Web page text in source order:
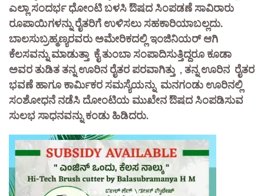
ಎಲ್ಲಾ ಸಂದರ್ಭ ಧೋಂಟಿ ಬಳಸಿ ಔಷದ ಸಿಂಪಡಣೆ ಸಾವಿರಾರು
ರೂಪಾಯಿಗಳನ್ನು ರೈತರಿಗೆ ಉಳಿಸಲು ಸಹಕಾರಿಯಾಬಲ್ಲದು.
ಬಾಲಸುಬ್ರಹ್ಮಣ್ಯರವರು ಅಮೇರಿಕದಲ್ಲಿ ಇಂಜಿನಿಯರ್ ಆಗಿ
ಕೆಲಸವನ್ನು ಮಾಡುತ್ತಾ ಕೈ ತುಂಬಾ ಸಂಪಾದಿಸುತ್ತಿದ್ದರೂ ಕೂಡಾ
ಅವರ ತುಡಿತ ತನ್ನ ಊರಿನ ರೈತರ ಪರವಾಗಿತ್ತು , ತನ್ನ ಊರಿನ ರೈತರ
ಭವಣೆ ಹಾಗೂ ಕಾರ್ಮಿಕರ ಸಮಸ್ಯೆಯನ್ನು ಮನಗಂಡು ಊರಿನಲ್ಲಿ
ಸಂಶೋಧನೆ ನಡೆಸಿ ದೋಂಟಿಯ ಮುಖೇನ ಔಷದ ಸಿಂಪಡಿಸುವ
ಸುಲಭ ಸಾಧನವನ್ನು ಕಂಡು ಹಿಡಿದರು.